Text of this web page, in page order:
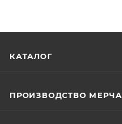
КАТАЛОГ
ПРОИЗВОДСТВО МЕРЧА